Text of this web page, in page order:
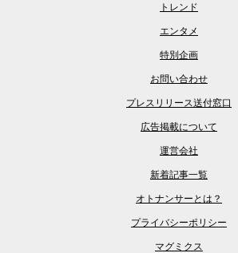
トレンド
エンタメ
特別企画
お問い合わせ
プレスリリース送付窓口
広告掲載について
運営会社
新着記事一覧
オトナンサーとは？
プライバシーポリシー
マグミクス